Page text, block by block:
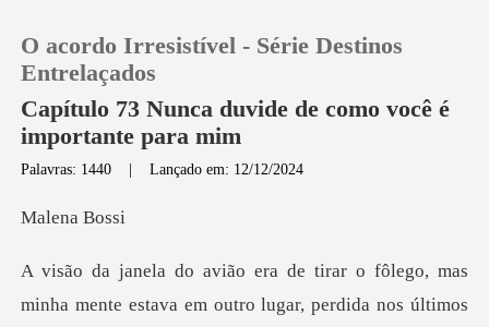
Loja
Histórico
O acordo Irresistível - Série Destinos
Entrelaçados
Capítulo 73 Nunca duvide de como você é
importante para mim
Palavras: 1440 |Lançado em: 12/12/2024
na B